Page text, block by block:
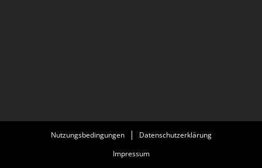
Nutzungsbedingungen
Datenschutzerklärung
Impressum